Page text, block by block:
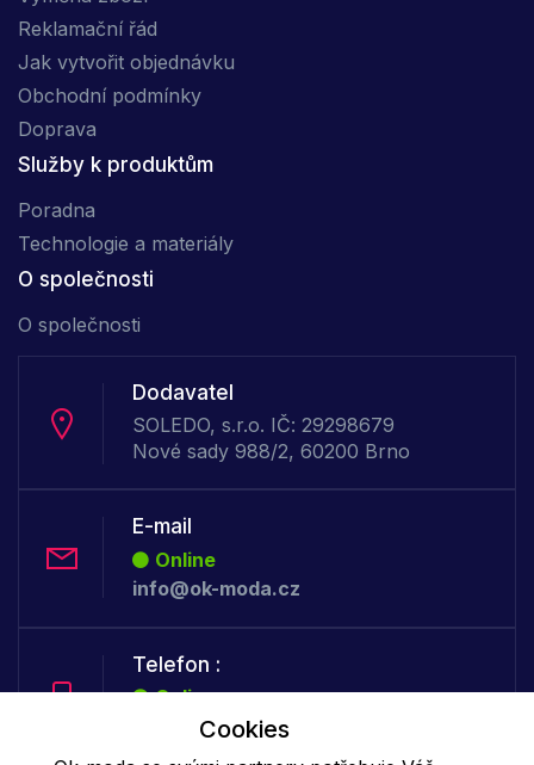
Reklamační řád
Jak vytvořit objednávku
Obchodní podmínky
Doprava
Služby k produktům
Poradna
Technologie a materiály
O společnosti
O společnosti
Dodavatel
SOLEDO, s.r.o. IČ: 29298679
Nové sady 988/2, 60200 Brno
E-mail
Online
info@ok-moda.cz
Telefon :
Online
+420 702 000 160
Cookies